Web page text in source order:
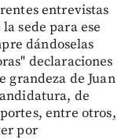
entrevistas
sede para ese
dándoselas
declaraciones
grandeza de Juan
de
entre otros,
por